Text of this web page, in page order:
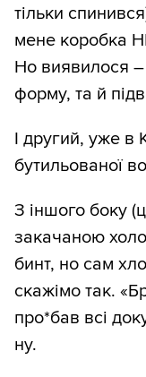
тільки
мене коробка
Но виявилося –
форму, та й
І другий, уже в
бутильованої
З іншого боку
закачаною
бинт, но сам
скажімо так.
про*бав всі
ну.